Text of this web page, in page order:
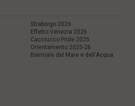
Straborgo 2026
Effetto Venezia 2026
Cacciucco Pride 2025
Orientamento 2025-26
Biennale del Mare e dell'Acqua